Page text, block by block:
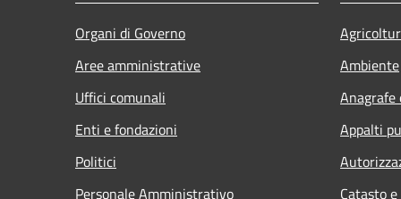
Organi di Governo
Aree amministrative
Uffici comunali
Enti e fondazioni
Politici
Personale Amministrativo
Ambiente
Appalti
Catasto